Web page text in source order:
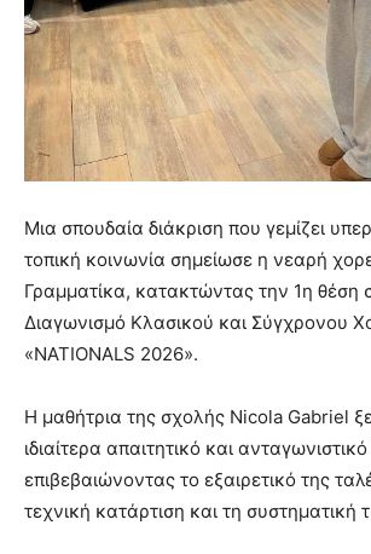
Μια σπουδαία διάκριση που γεμίζει
τοπική κοινωνία σημείωσε η νεαρή
Γραμματίκα, κατακτώντας την 1η θέση
Διαγωνισμό Κλασικού και Σύγχρονου
«NATIONALS 2026».
Η μαθήτρια της σχολής Nicola Gabriel
ιδιαίτερα απαιτητικό και
επιβεβαιώνοντας το εξαιρετικό της
τεχνική κατάρτιση και τη συστηματική